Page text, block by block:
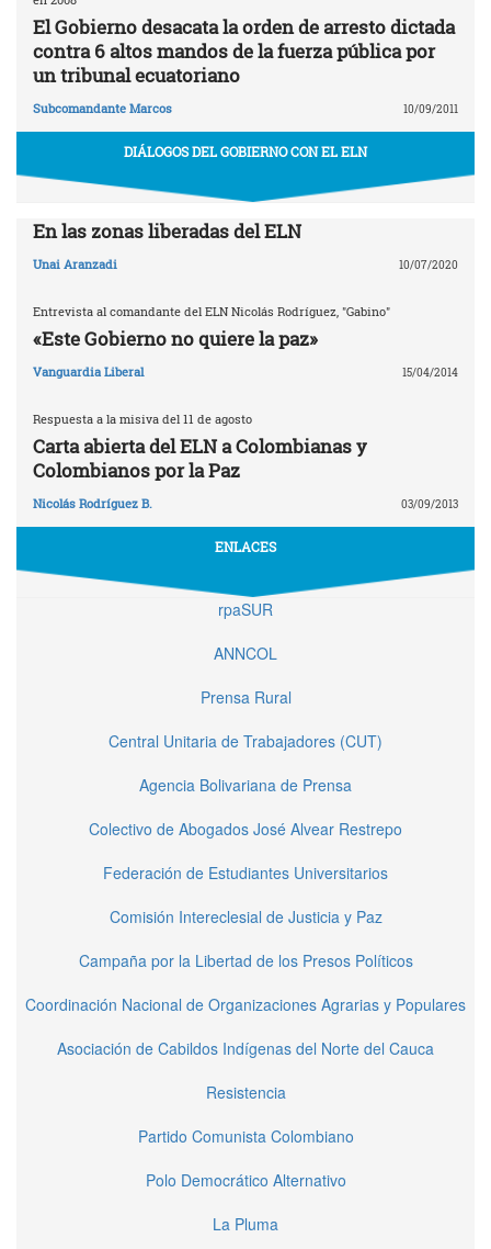
El Gobierno desacata la orden de arresto dictada
contra 6 altos mandos de la fuerza pública por
un tribunal ecuatoriano
Subcomandante Marcos 10/09/2011
DIÁLOGOS DEL GOBIERNO CON EL ELN
En las zonas liberadas del ELN
Unai Aranzadi 10/07/2020
Entrevista al comandante del ELN Nicolás Rodríguez, "Gabino"
«Este Gobierno no quiere la paz»
Vanguardia Liberal 15/04/2014
Respuesta a la misiva del 11 de agosto
Carta abierta del ELN a Colombianas y
Colombianos por la Paz
Nicolás Rodríguez B. 03/09/2013
ENLACES
rpaSUR
ANNCOL
Prensa Rural
Central Unitaria de Trabajadores (CUT)
Agencia Bolivariana de Prensa
Colectivo de Abogados José Alvear Restrepo
Federación de Estudiantes Universitarios
Comisión Intereclesial de Justicia y Paz
Campaña por la Libertad de los Presos Políticos
Coordinación Nacional de Organizaciones Agrarias y Populares
Asociación de Cabildos Indígenas del Norte del Cauca
Resistencia
Partido Comunista Colombiano
Polo Democrático Alternativo
La Pluma